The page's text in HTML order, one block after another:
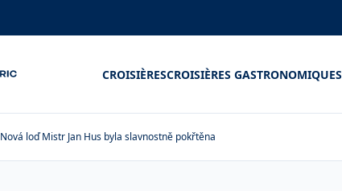
CROISIÈRESCROISIÈRES GASTRONOMIQUES
Nová loď Mistr Jan Hus byla slavnostně pokřtěna